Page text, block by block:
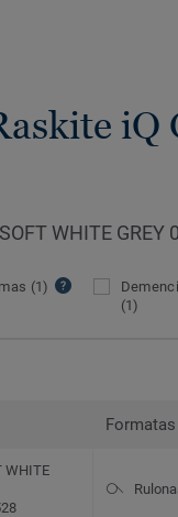
iQ
WHITE GREY
(1)
(1)
Formatas
WHITE